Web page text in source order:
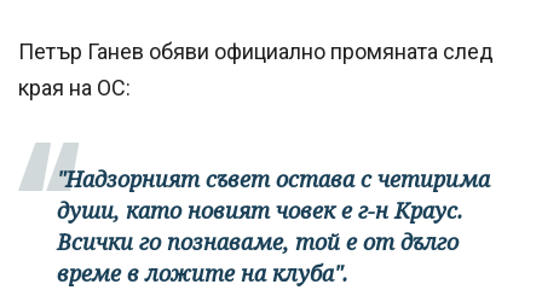
Петър Ганев обяви официално промяната след
края на ОС:
"Надзорният съвет остава с четирима
души, като новият човек е г-н Краус.
Всички го познаваме, той е от дълго
време в ложите на клуба".